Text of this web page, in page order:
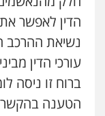
הדין לאפשר
נשיאת ההרכב
עורכי הדין
ברוח זו ניסה
הטענה בהקשר